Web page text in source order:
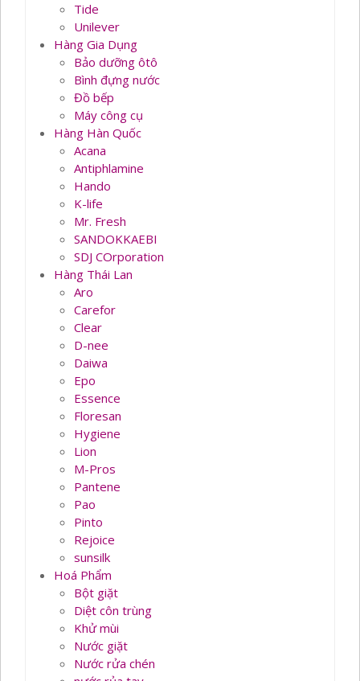
Tide
Unilever
Hàng Gia Dụng
Bảo dưỡng ôtô
Bình đựng nước
Đồ bếp
Máy công cụ
Hàng Hàn Quốc
Acana
Antiphlamine
Hando
K-life
Mr. Fresh
SANDOKKAEBI
SDJ COrporation
Hàng Thái Lan
Aro
Carefor
Clear
D-nee
Daiwa
Epo
Essence
Floresan
Hygiene
Lion
M-Pros
Pantene
Pao
Pinto
Rejoice
sunsilk
Hoá Phẩm
Bột giặt
Diệt côn trùng
Khử mùi
Nước giặt
Nước rửa chén